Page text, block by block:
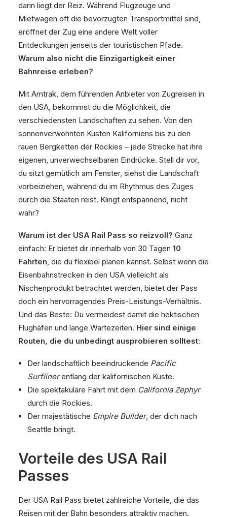
darin liegt der Reiz. Während Flugzeuge und
Mietwagen oft die bevorzugten Transportmittel sind,
eröffnet der Zug eine andere Welt voller
Entdeckungen jenseits der touristischen Pfade.
Warum also nicht die Einzigartigkeit einer
Bahnreise erleben?
Mit Amtrak, dem führenden Anbieter von Zugreisen in
den USA, bekommst du die Möglichkeit, die
verschiedensten Landschaften zu sehen. Von den
sonnenverwöhnten Küsten Kaliforniens bis zu den
rauen Bergketten der Rockies – jede Strecke hat ihre
eigenen, unverwechselbaren Eindrücke. Stell dir vor,
du sitzt gemütlich am Fenster, siehst die Landschaft
vorbeiziehen, während du im Rhythmus des Zuges
durch die Staaten reist. Klingt entspannend, nicht
wahr?
Warum ist der USA Rail Pass so reizvoll? Ganz
einfach: Er bietet dir innerhalb von 30 Tagen 10
Fahrten, die du flexibel planen kannst. Selbst wenn die
Eisenbahnstrecken in den USA vielleicht als
Nischenprodukt betrachtet werden, bietet der Pass
doch ein hervorragendes Preis-Leistungs-Verhältnis.
Und das Beste: Du vermeidest damit die hektischen
Flughäfen und lange Wartezeiten. Hier sind einige
Routen, die du unbedingt ausprobieren solltest:
Der landschaftlich beeindruckende Pacific
Surflinerentlang der kalifornischen Küste.
Die spektakuläre Fahrt mit dem California Zephyr
durch die Rockies.
Der majestätische Empire Builder, der dich nach
Seattle bringt.
Vorteile des USA Rail
Passes
Der USA Rail Pass bietet zahlreiche Vorteile, die das
Reisen mit der Bahn besonders attraktiv machen.